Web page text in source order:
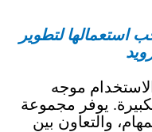
يجب استعمالها لتطوير
موجه
يوفر مجموعة
والتعاون بين